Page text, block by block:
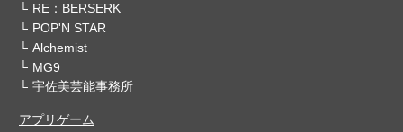
RE：BERSERK
POP'N STAR
Alchemist
MG9
宇佐美芸能事務所
アプリゲーム